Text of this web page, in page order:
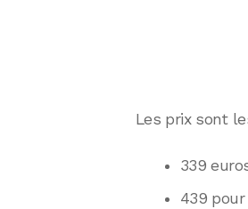
Les prix sont
339
439 pour